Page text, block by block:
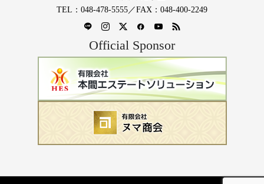
TEL：048-478-5555／FAX：048-400-2249
Official Sponsor